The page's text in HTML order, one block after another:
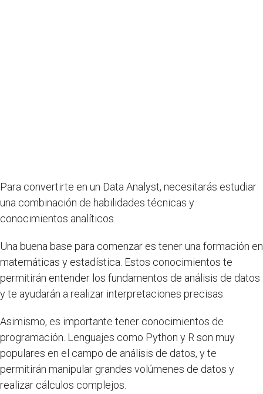
Para convertirte en un Data Analyst, necesitarás estudiar
una combinación de habilidades técnicas y
conocimientos analíticos.
Una buena base para comenzar es tener una formación en
matemáticas y estadística. Estos conocimientos te
permitirán entender los fundamentos de análisis de datos
y te ayudarán a realizar interpretaciones precisas.
Asimismo, es importante tener conocimientos de
programación. Lenguajes como Python y R son muy
populares en el campo de análisis de datos, y te
permitirán manipular grandes volúmenes de datos y
realizar cálculos complejos.